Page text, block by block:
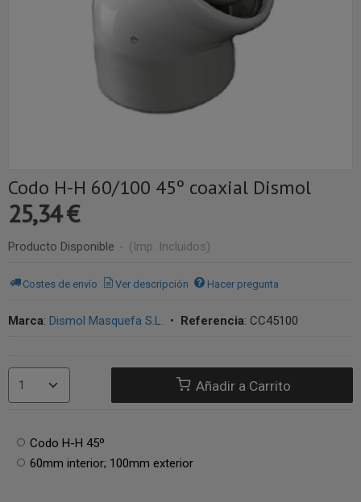
Codo H-H 60/100 45º coaxial Dismol
25,34 €
Producto Disponible - (Imp. Incluidos)
Costes de envío Ver descripción Hacer pregunta
Marca: Dismol Masquefa S.L. • Referencia: CC45100
Añadir a Carrito
Codo H-H 45º
60mm interior; 100mm exterior